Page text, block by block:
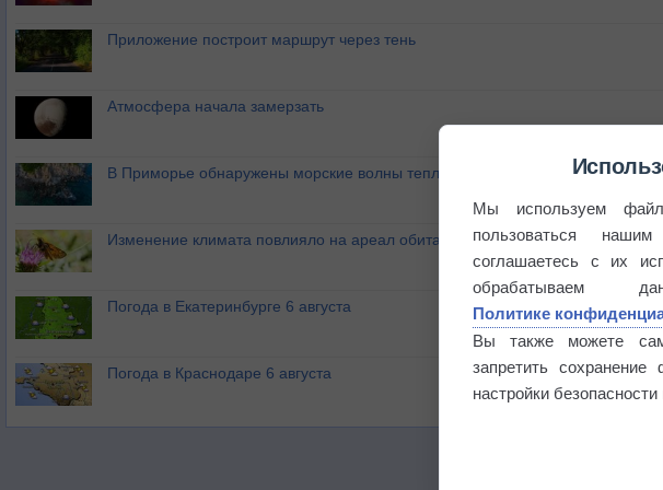
Приложение построит маршрут через тень
Атмосфера начала замерзать
В Приморье обнаружены морские волны тепла
Изменение климата повлияло на ареал обитания бабочек
Погода в Екатеринбурге 6 августа
Погода в Краснодаре 6 августа
Мы используем
пользоваться
соглашаетесь с их
обрабатываем
Политике
Вы также можете
запретить
настройки